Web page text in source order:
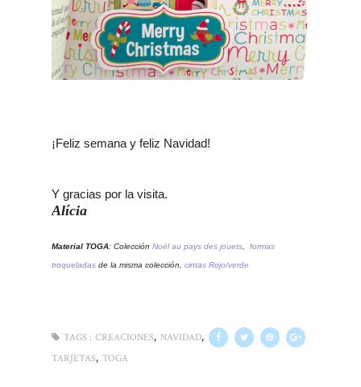
¡Feliz semana y feliz Navidad!
Y gracias por la visita.
Alícia
Material TOGA: Colección Noël au pays des jouets formas
troqueladas de la misma colección, cintas Rojo/verde
TAGS : CREACIONES, NAVIDAD,
TARJETAS, TOGA